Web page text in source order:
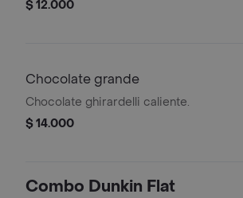
$ 12.000
Chocolate grande
Chocolate ghirardelli caliente.
$ 14.000
Combo Dunkin Flat